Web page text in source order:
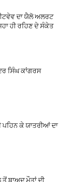
ਦਾ ਯੈਲੋ ਅਲਰਟ
ਹੀ ਰਹਿਣ ਦੇ ਸੰਕੇਤ
ਸਿੰਘ ਕਾਂਗਰਸ
ਪਹਿਨ ਕੇ ਯਾਤਰੀਆਂ ਦਾ
ਬਾਅਦ ਮੌਤਾਂ ਦੀ